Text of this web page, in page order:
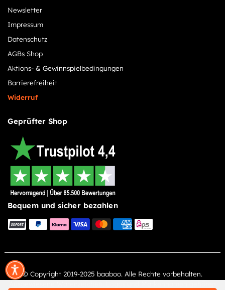
Newsletter
Impressum
Datenschutz
AGBs Shop
Aktions- & Gewinnspielbedingungen
Barrierefreiheit
Widerruf
Geprüfter Shop
Bequem und sicher bezahlen
© Copyright 2019-2025 baaboo. Alle Rechte vorbehalten.